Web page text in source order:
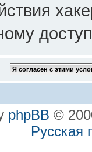
phpBB ©
Русская